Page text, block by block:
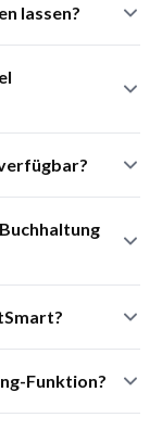
Einhaltung
nach Zeitraum,
lassen?
oder
zur Verfügung.
Billomat. Für
verfügbar.
pro
, Monats- und
Funktion?